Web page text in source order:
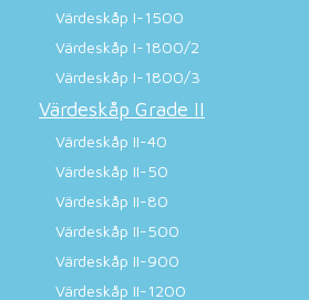
Värdeskåp I-1500
Värdeskåp I-1800/2
Värdeskåp I-1800/3
Värdeskåp Grade II
Värdeskåp II-40
Värdeskåp II-50
Värdeskåp II-80
Värdeskåp II-500
Värdeskåp II-900
Värdeskåp II-1200